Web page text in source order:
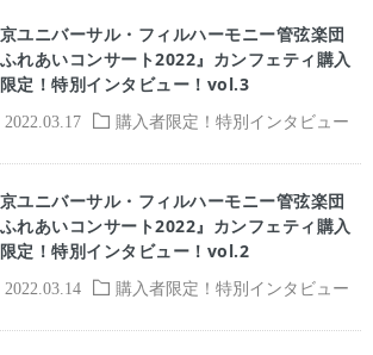
2022.03.17 購入者限定！特別インタビュー
ユニバーサル・フィルハーモニー管弦楽団
ふれあいコンサート2022』カンフェティ購入
定！特別インタビュー！vol.3
2022.03.14 購入者限定！特別インタビュー
ユニバーサル・フィルハーモニー管弦楽団
ふれあいコンサート2022』カンフェティ購入
定！特別インタビュー！vol.2